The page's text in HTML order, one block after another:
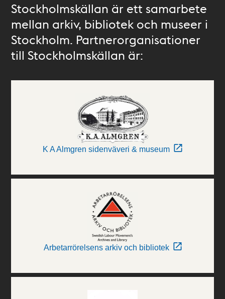
Stockholmskällan är ett samarbete
mellan arkiv, bibliotek och museer i
Stockholm. Partnerorganisationer
till Stockholmskällan är:
K A Almgren sidenväveri & museum
Arbetarrörelsens arkiv och bibliotek